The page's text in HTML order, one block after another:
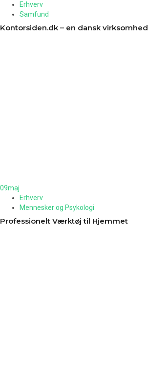
Erhverv
Samfund
Kontorsiden.dk – en dansk virksomhed
09maj
Erhverv
Mennesker og Psykologi
Professionelt Værktøj til Hjemmet